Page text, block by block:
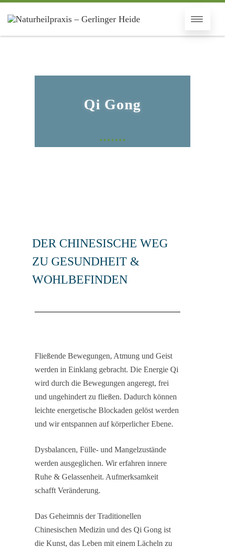
Qi Gong
DER CHINESISCHE WEG
ZU GESUNDHEIT &
WOHLBEFINDEN
Fließende Bewegungen, Atmung und Geist
werden in Einklang gebracht. Die Energie Qi
wird durch die Bewegungen angeregt, frei
und ungehindert zu fließen. Dadurch können
leichte energetische Blockaden gelöst werden
und wir entspannen auf körperlicher Ebene.
Dysbalancen, Fülle- und Mangelzustände
werden ausgeglichen. Wir erfahren innere
Ruhe & Gelassenheit. Aufmerksamkeit
schafft Veränderung.
Das Geheimnis der Traditionellen
Chinesischen Medizin und des Qi Gong ist
die Kunst, das Leben mit einem Lächeln zu